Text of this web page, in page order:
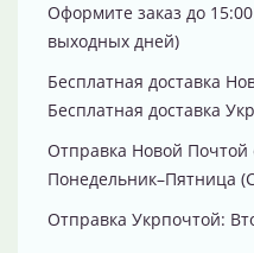
Оформите заказ до
выходных дней)
Бесплатная доставка
Бесплатная доставка
Отправка Новой Почтой
Понедельник–Пятница
Отправка Укрпочтой: